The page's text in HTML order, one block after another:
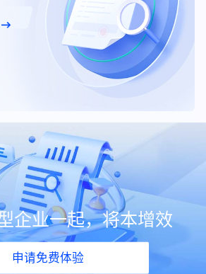
企业一起，将本增效
申请免费体验